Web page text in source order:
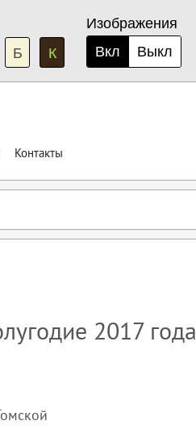
Б К
Изображения
Вкл
Выкл
Контакты
2017 года